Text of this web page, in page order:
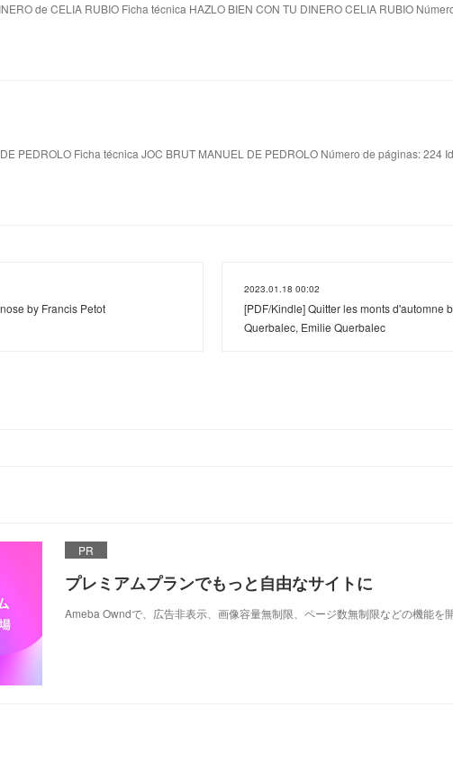
de CELIA RUBIO Ficha técnica HAZLO BIEN CON TU DINERO CELIA RUBIO
PEDROLO Ficha técnica JOC BRUT MANUEL DE PEDROLO Número de páginas: 224
by Francis Petot
2023.01.18 00:02
[PDF/Kindle] Quitter les monts d'automne
Querbalec, Emilie Querbalec
PR
プレミアムプランでもっと自由なサイトに
Ameba Owndで、広告非表示、画像容量無制限、ページ数無制限などの機能を開